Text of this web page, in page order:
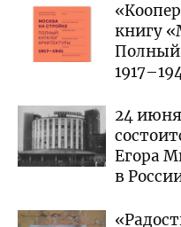
книгу
Полный
24
Егора
в